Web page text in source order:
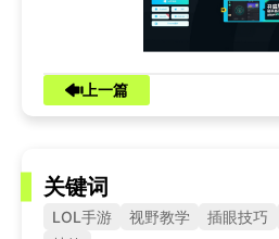
上一篇
关键词
LOL手游 视野教学 插眼技巧